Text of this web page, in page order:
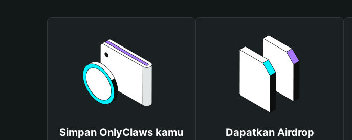
Simpan OnlyClaws kamu
Dapatkan Airdrop